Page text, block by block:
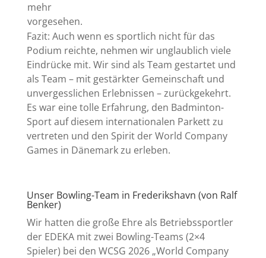
mehr
vorgesehen.
Fazit: Auch wenn es sportlich nicht für das
Podium reichte, nehmen wir unglaublich viele
Eindrücke mit. Wir sind als Team gestartet und
als Team – mit gestärkter Gemeinschaft und
unvergesslichen Erlebnissen – zurückgekehrt.
Es war eine tolle Erfahrung, den Badminton-
Sport auf diesem internationalen Parkett zu
vertreten und den Spirit der World Company
Games in Dänemark zu erleben.
Unser Bowling-Team in Frederikshavn (von Ralf
Benker)
Wir hatten die große Ehre als Betriebssportler
der EDEKA mit zwei Bowling-Teams (2×4
Spieler) bei den WCSG 2026 „World Company